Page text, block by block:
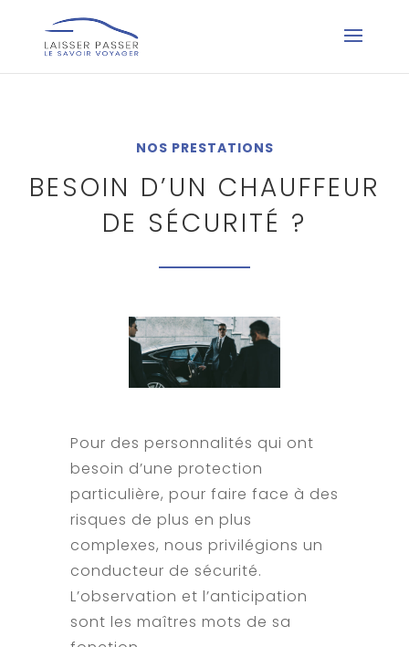
NOS PRESTATIONS
BESOIN D’UN CHAUFFEUR
DE SÉCURITÉ ?
Pour des personnalités qui ont
besoin d’une protection
particulière, pour faire face à des
risques de plus en plus
complexes, nous privilégions un
conducteur de sécurité.
L’observation et l’anticipation
sont les maîtres mots de sa